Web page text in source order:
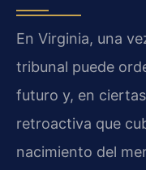
En Virginia, una
tribunal puede
futuro y, en
retroactiva que
nacimiento del